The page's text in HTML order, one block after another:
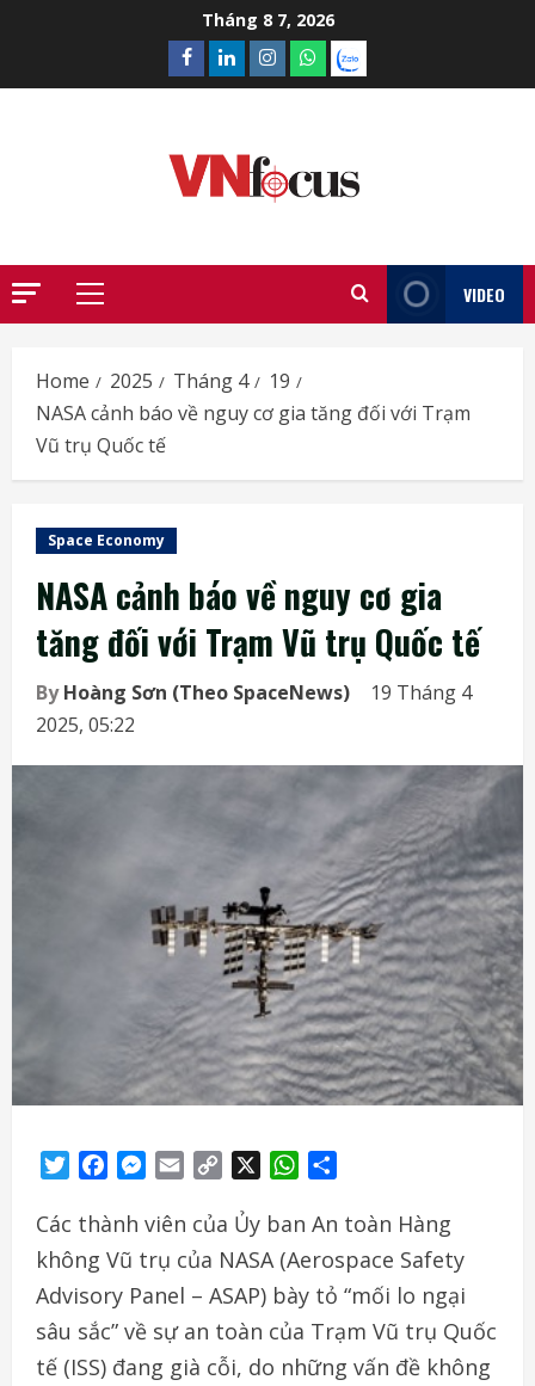
Tháng 8 7, 2026
Facebook
LinkedinInstagram
What’sapp
Zalo
Primary
VIDEO
Home 2025 Tháng 4
19
NASA cảnh báo về nguy cơ gia tăng đối với Trạm
Vũ trụ Quốc tế
Space Economy
NASA cảnh báo về nguy cơ gia
tăng đối với Trạm Vũ trụ Quốc tế
ByHoàng Sơn (Theo SpaceNews)
19 Tháng 4
2025, 05:22
TwitterFacebookMessenger
Email
Copy
WhatsApp
Các thành viên của Ủy ban An toàn Hàng
không Vũ trụ của NASA (Aerospace Safety
Advisory Panel – ASAP) bày tỏ “mối lo ngại
sâu sắc” về sự an toàn của Trạm Vũ trụ Quốc
tế (ISS) đang già cỗi, do những vấn đề không